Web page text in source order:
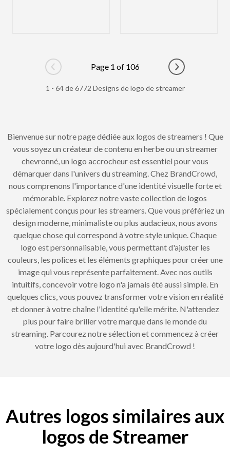
Go to previous page
Page 1 of 106
Go to next
1 - 64 de 6772 Designs de logo de streamer
Bienvenue sur notre page dédiée aux logos de streamers ! Que
vous soyez un créateur de contenu en herbe ou un streamer
chevronné, un logo accrocheur est essentiel pour vous
démarquer dans l'univers du streaming. Chez BrandCrowd,
nous comprenons l'importance d'une identité visuelle forte et
mémorable. Explorez notre vaste collection de logos
spécialement conçus pour les streamers. Que vous préfériez un
design moderne, minimaliste ou plus audacieux, nous avons
quelque chose qui correspond à votre style unique. Chaque
logo est personnalisable, vous permettant d'ajuster les
couleurs, les polices et les éléments graphiques pour créer une
image qui vous représente parfaitement. Avec nos outils
intuitifs, concevoir votre logo n'a jamais été aussi simple. En
quelques clics, vous pouvez transformer votre vision en réalité
et donner à votre chaîne l'identité qu'elle mérite. N'attendez
plus pour faire briller votre marque dans le monde du
streaming. Parcourez notre sélection et commencez à créer
votre logo dès aujourd'hui avec BrandCrowd !
Autres logos similaires aux
logos de Streamer